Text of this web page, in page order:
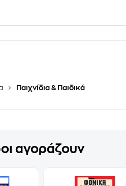
Παιχνίδια & Παιδικά
αγοράζουν